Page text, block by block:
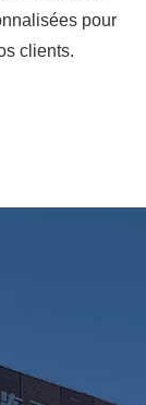
pour
clients.